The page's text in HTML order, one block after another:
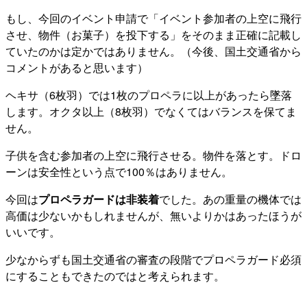
もし、今回のイベント申請で「イベント参加者の上空に飛行
させ、物件（お菓子）を投下する」をそのまま正確に記載し
ていたのかは定かではありません。（今後、国土交通省から
コメントがあると思います）
ヘキサ（6枚羽）では1枚のプロペラに以上があったら墜落
します。オクタ以上（8枚羽）でなくてはバランスを保てま
せん。
子供を含む参加者の上空に飛行させる。物件を落とす。ドロ
ーンは安全性という点で100％はありません。
今回はプロペラガードは非装着でした。あの重量の機体では
高価は少ないかもしれませんが、無いよりかはあったほうが
いいです。
少なからずも国土交通省の審査の段階でプロペラガード必須
にすることもできたのではと考えられます。